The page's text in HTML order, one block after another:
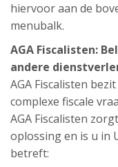
hiervoor aan de
menubalk.
AGA Fiscalisten:
andere
AGA Fiscalisten
complexe fiscale
AGA Fiscalisten
oplossing en is u in
betreft: